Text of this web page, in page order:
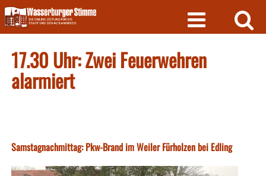
Skip
to
content
17.30 Uhr: Zwei Feuerwehren
alarmiert
Samstagnachmittag: Pkw-Brand im Weiler Fürholzen bei Edling